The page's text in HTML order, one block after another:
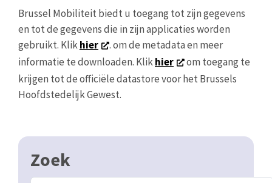
Brussel Mobiliteit biedt u toegang tot zijn gegevens
en tot de gegevens die in zijn applicaties worden
gebruikt. Klikhier
. om de metadata en meer
informatie te downloaden. Klikhier
om toegang te
krijgen tot de officiële datastore voor het Brussels
Hoofdstedelijk Gewest.
Zoek